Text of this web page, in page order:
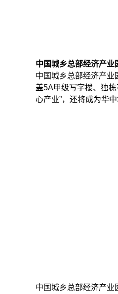
中国城乡总部经济产业
中国城乡总部经济产
盖5A甲级写字楼、独
心产业”，还将成为华
中国城乡总部经济产业